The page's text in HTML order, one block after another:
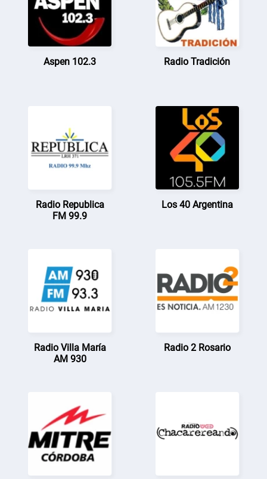
Aspen 102.3 Radio Tradición
Radio Republica
FM 99.9
Los 40 Argentina
Radio Villa María
AM 930
Radio 2 Rosario